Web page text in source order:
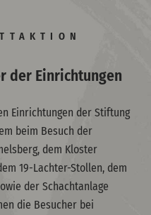
der Einrichtungen
Einrichtungen der Stiftung
beim Besuch der
dem Kloster
19-Lachter-Stollen, dem
der Schachtanlage
die Besucher bei